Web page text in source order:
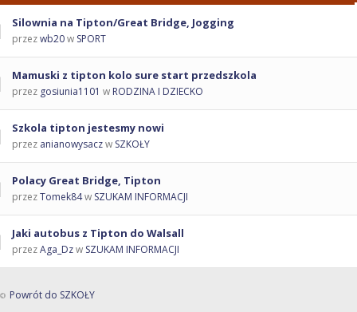
Silownia na Tipton/Great Bridge, Jogging
przezwb20w SPORT
Mamuski z tipton kolo sure start przedszkola
przez gosiunia1101 w RODZINA I DZIECKO
Szkola tipton jestesmy nowi
przez anianowysaczw SZKOŁY
Polacy Great Bridge, Tipton
przezTomek84w SZUKAM INFORMACJI
Jaki autobus z Tipton do Walsall
przezAga_Dzw SZUKAM INFORMACJI
Powrót do SZKOŁY